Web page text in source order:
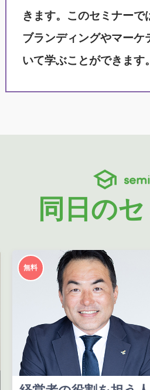
きます。このセミナーで
ブランディングやマーケ
いて学ぶことができます。
同日の
無料